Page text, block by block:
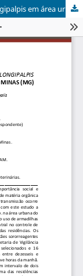
Investigação do flebotomíneo Lutzomya longipalpis em área urbana do município de Patos de Minas (MG)